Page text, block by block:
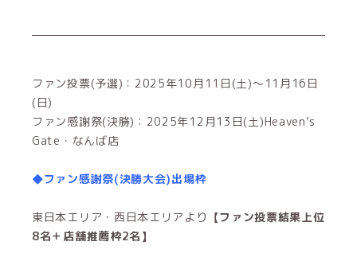
ファン投票(予選)：2025年10月11日(土)～11月16日
(日)
ファン感謝祭(決勝)：2025年12月13日(土)Heaven’s
Gate・なんば店
◆ファン感謝祭(決勝大会)出場枠
東日本エリア・西日本エリアより 【ファン投票結果上位
8名＋店舗推薦枠2名】